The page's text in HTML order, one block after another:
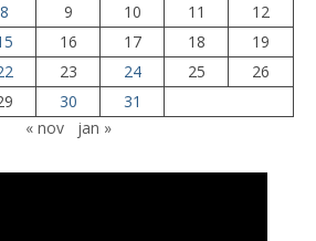
8 9 10 11
12
16 17 18
19
23 24 25
26
30
31
« nov
jan »